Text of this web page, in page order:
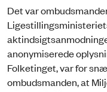
Det var
anonymiserede
Folketinget, var for
ombudsmanden, at